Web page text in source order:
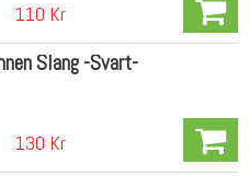
110 Kr
Slang -Svart-
130 Kr